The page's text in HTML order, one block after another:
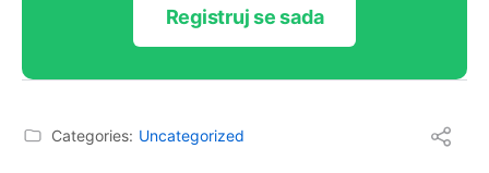
Registruj se sada
Categories: Uncategorized